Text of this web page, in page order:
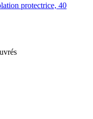
protectrice, 40